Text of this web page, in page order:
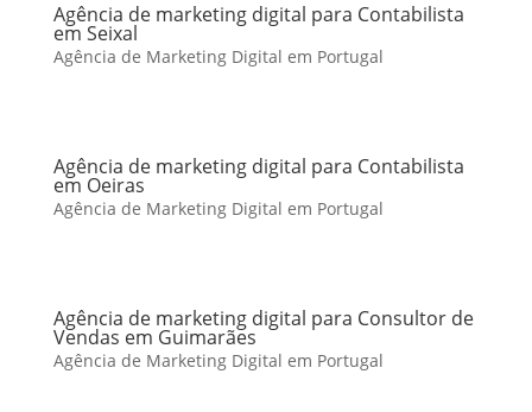
Agência de marketing digital para Contabilista
em Seixal
Agência de Marketing Digital em Portugal
Agência de marketing digital para Contabilista
em Oeiras
Agência de Marketing Digital em Portugal
Agência de marketing digital para Consultor de
Vendas em Guimarães
Agência de Marketing Digital em Portugal